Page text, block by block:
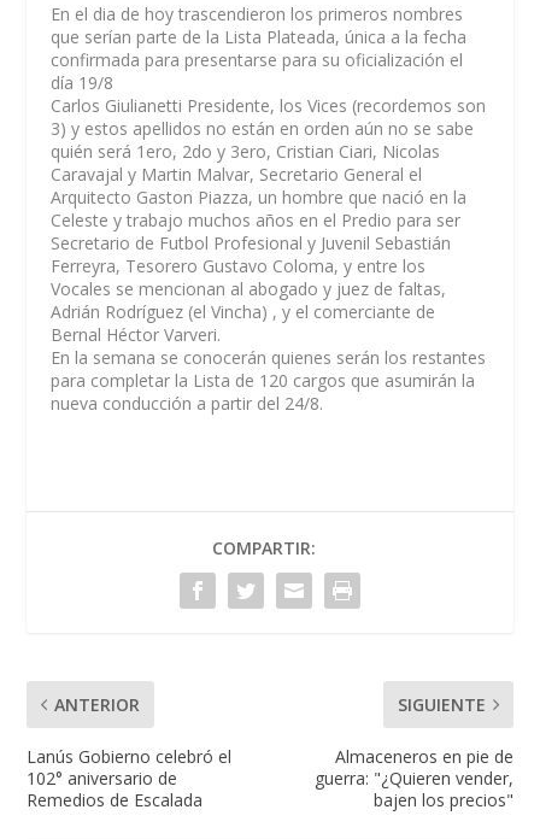
En el dia de hoy trascendieron los primeros nombres
que serían parte de la Lista Plateada, única a la fecha
confirmada para presentarse para su oficialización el
día 19/8
Carlos Giulianetti Presidente, los Vices (recordemos son
3) y estos apellidos no están en orden aún no se sabe
quién será 1ero, 2do y 3ero, Cristian Ciari, Nicolas
Caravajal y Martin Malvar, Secretario General el
Arquitecto Gaston Piazza, un hombre que nació en la
Celeste y trabajo muchos años en el Predio para ser
Secretario de Futbol Profesional y Juvenil Sebastián
Ferreyra, Tesorero Gustavo Coloma, y entre los
Vocales se mencionan al abogado y juez de faltas,
Adrián Rodríguez (el Vincha) , y el comerciante de
Bernal Héctor Varveri.
En la semana se conocerán quienes serán los restantes
para completar la Lista de 120 cargos que asumirán la
nueva conducción a partir del 24/8.
COMPARTIR:
ANTERIOR
Lanús Gobierno celebró el
102° aniversario de
Remedios de Escalada
SIGUIENTE
Almaceneros en pie de
guerra: "¿Quieren vender,
bajen los precios"